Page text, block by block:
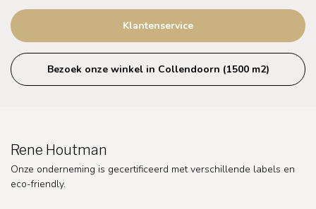
Klantenservice
Bezoek onze winkel in Collendoorn (1500 m2)
Rene Houtman
Onze onderneming is gecertificeerd met verschillende labels en
eco-friendly.